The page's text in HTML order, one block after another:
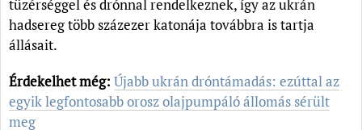
tüzérséggel és drónnal rendelkeznek, így az ukrán
hadsereg több százezer katonája továbbra is tartja
állásait.
Érdekelhet még: Újabb ukrán dróntámadás: ezúttal az
egyik legfontosabb orosz olajpumpáló állomás sérült
meg